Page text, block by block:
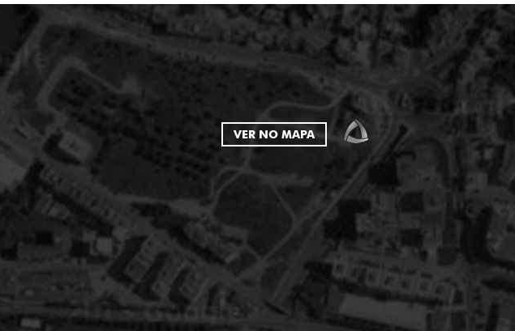
VER NO MAPA